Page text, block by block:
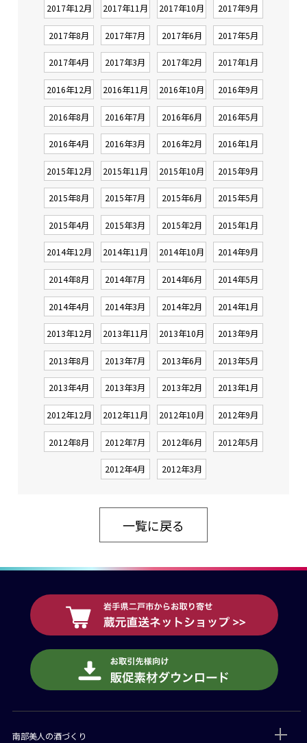
2017年12月 2017年11月 2017年10月 2017年9月
2017年8月 2017年7月 2017年6月 2017年5月
2017年4月 2017年3月 2017年2月 2017年1月
2016年12月 2016年11月 2016年10月 2016年9月
2016年8月 2016年7月 2016年6月 2016年5月
2016年4月 2016年3月 2016年2月 2016年1月
2015年12月 2015年11月 2015年10月 2015年9月
2015年8月 2015年7月 2015年6月 2015年5月
2015年4月 2015年3月 2015年2月 2015年1月
2014年12月 2014年11月 2014年10月 2014年9月
2014年8月 2014年7月 2014年6月 2014年5月
2014年4月 2014年3月 2014年2月 2014年1月
2013年12月 2013年11月 2013年10月 2013年9月
2013年8月 2013年7月 2013年6月 2013年5月
2013年4月 2013年3月 2013年2月 2013年1月
2012年12月 2012年11月 2012年10月 2012年9月
2012年8月 2012年7月 2012年6月 2012年5月
2012年4月 2012年3月
一覧に戻る
南部美人の酒づくり